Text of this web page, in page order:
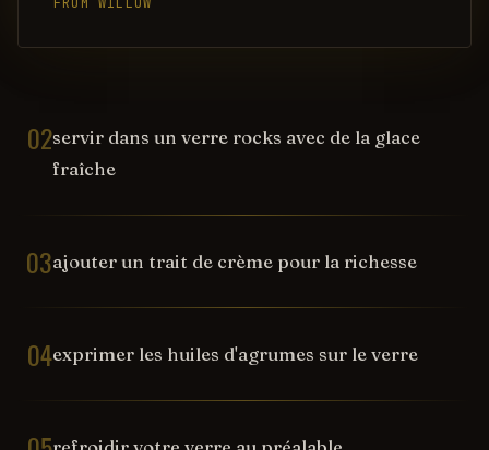
02servir dans un verre rocks avec de la glace
fraîche
03ajouter un trait de crème pour la richesse
04exprimer les huiles d'agrumes sur le verre